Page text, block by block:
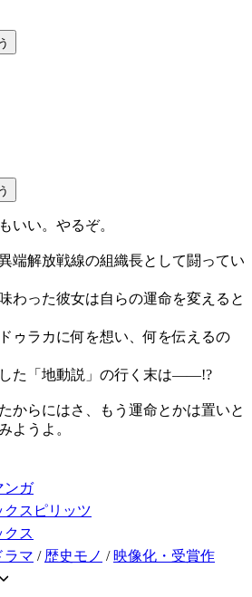
いい。やるぞ。
端解放戦線の組織長として闘ってい
わった彼女は自らの運命を変えると
ゥラカに何を想い、何を伝えるの
た「地動説」の行く末は――!?
からにはさ、もう運命とかは置いと
ようよ。
ンガ
クスピリッツ
クス
ラマ / 歴史モノ / 映像化・受賞作